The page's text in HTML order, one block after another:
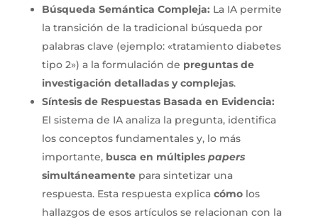
Búsqueda Semántica Compleja: La IA permite
la transición de la tradicional búsqueda por
palabras clave (ejemplo: «tratamiento diabetes
tipo 2») a la formulación de preguntas de
investigación detalladas y complejas.
Síntesis de Respuestas Basada en Evidencia:
El sistema de IA analiza la pregunta, identifica
los conceptos fundamentales y, lo más
importante, busca en múltiples papers
simultáneamentepara sintetizar una
respuesta. Esta respuesta explica cómolos
hallazgos de esos artículos se relacionan con la